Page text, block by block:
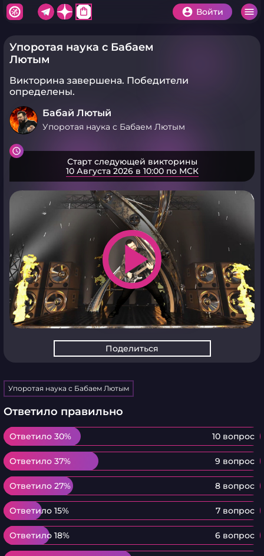
shopping_bag Войти
Упоротая наука с Бабаем
Лютым
Викторина завершена. Победители
определены.
Бабай Лютый
Упоротая наука с Бабаем Лютым
Старт следующей викторины
10 Августа 2026 в 10:00 по МСК
play_arrow
Поделиться
Упоротая наука с Бабаем Лютым
Ответило правильно
Ответило 30% 10 вопрос
Ответило 30%
Ответило 37% 9 вопрос
Ответило 37%
Ответило 27% 8 вопрос
Ответило 27%
Ответило 15% 7 вопрос
Ответило 15%
Ответило 18% 6 вопрос
Ответило 18%